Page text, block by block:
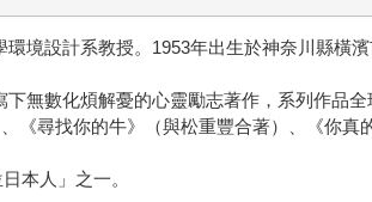
境設計系教授。1953年出生於神奈川縣橫
無數化煩解憂的心靈勵志著作，系列作品
《尋找你的牛》（與松重豐合著）、《你
本人」之一。